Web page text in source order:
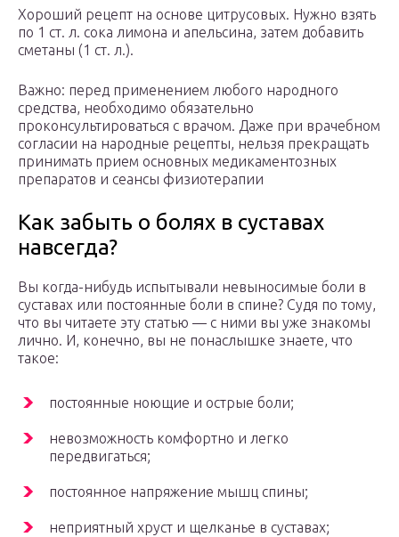
Хороший рецепт на основе цитрусовых. Нужно взять
по 1 ст. л. сока лимона и апельсина, затем добавить
сметаны (1 ст. л.).
Важно: перед применением любого народного
средства, необходимо обязательно
проконсультироваться с врачом. Даже при врачебном
согласии на народные рецепты, нельзя прекращать
принимать прием основных медикаментозных
препаратов и сеансы физиотерапии
Как забыть о болях в суставах
навсегда?
Вы когда-нибудь испытывали невыносимые боли в
суставах или постоянные боли в спине? Судя по тому,
что вы читаете эту статью — с ними вы уже знакомы
лично. И, конечно, вы не понаслышке знаете, что
такое:
постоянные ноющие и острые боли;
невозможность комфортно и легко
передвигаться;
постоянное напряжение мышц спины;
неприятный хруст и щелканье в суставах;